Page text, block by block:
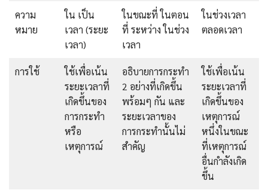
ความ
หมาย
ใน เป็น
เวลา (ระยะ
เวลา)
ในขณะที่ ในตอน
ที่ ระหว่าง ในช่วง
เวลา
ในช่วงเวลา
ตลอดเวลา
การใช้
ใช้เพื่อเน้น
ระยะเวลาที่
เกิดขึ้นของ
การกระทำ
หรือ
เหตุการณ์
อธิบายการกระทำ
2 อย่างที่เกิดขึ้น
พร้อมๆ กัน และ
ระยะเวลาของ
การกระทำนั้นไม่
สำคัญ
ใช้เพื่อเน้น
ระยะเวลาที่
เกิดขึ้นของ
เหตุการณ์
หนึ่งในขณะ
ที่เหตุการณ์
อื่นกำลังเกิด
ขึ้น